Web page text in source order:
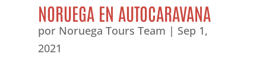
NORUEGA EN AUTOCARAVANA
por Noruega Tours Team | Sep 1,
2021